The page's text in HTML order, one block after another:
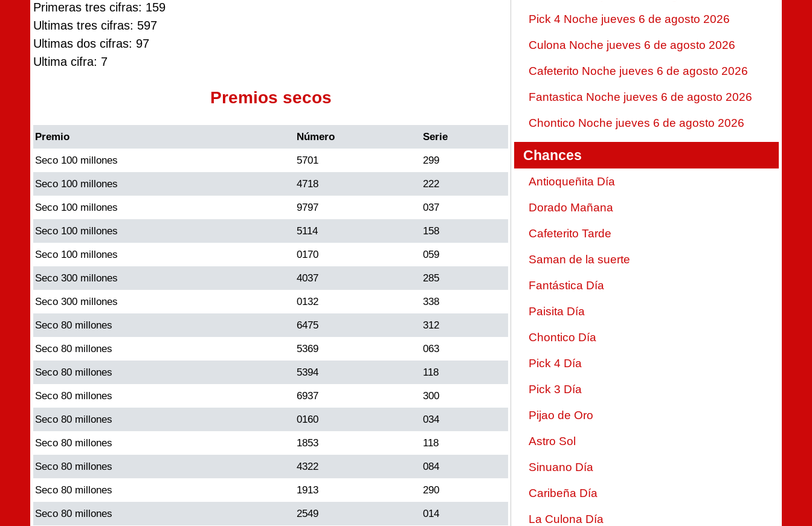
Primeras tres cifras: 159
Ultimas tres cifras: 597
Ultimas dos cifras: 97
Ultima cifra: 7
Premios secos
Premio Número Serie
Seco 100 millones 5701 299
Seco 100 millones 4718 222
Seco 100 millones 9797 037
Seco 100 millones 5114 158
Seco 100 millones 0170 059
Seco 300 millones 4037 285
Seco 300 millones 0132 338
Seco 80 millones 6475 312
Seco 80 millones 5369 063
Seco 80 millones 5394 118
Seco 80 millones 6937 300
Seco 80 millones 0160 034
Seco 80 millones 1853 118
Seco 80 millones 4322 084
Seco 80 millones 1913 290
Seco 80 millones 2549 014
Pick 4 Noche jueves 6 de agosto 2026
Culona Noche jueves 6 de agosto 2026
Cafeterito Noche jueves 6 de agosto 2026
Fantastica Noche jueves 6 de agosto 2026
Chontico Noche jueves 6 de agosto 2026
Chances
Antioqueñita Día
Dorado Mañana
Cafeterito Tarde
Saman de la suerte
Fantástica Día
Paisita Día
Chontico Día
Pick 4 Día
Pick 3 Día
Pijao de Oro
Astro Sol
Sinuano Día
Caribeña Día
La Culona Día